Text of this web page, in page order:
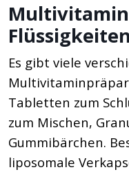
Es gibt viele
Tabletten zum
zum Mischen,
Gummibärchen.
liposomale